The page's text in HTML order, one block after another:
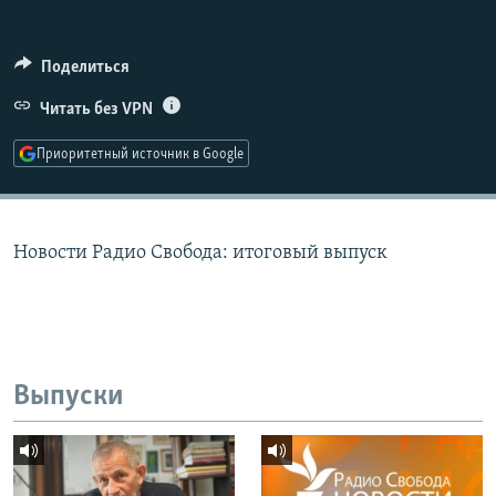
ПОДПИШИТЕСЬ НА РАССЫЛКУ
СОЦИАЛЬНЫЕ СЕТИ
Поделиться
Читать без VPN
Приоритетный источник в Google
Новости Радио Свобода: итоговый выпуск
Выпуски